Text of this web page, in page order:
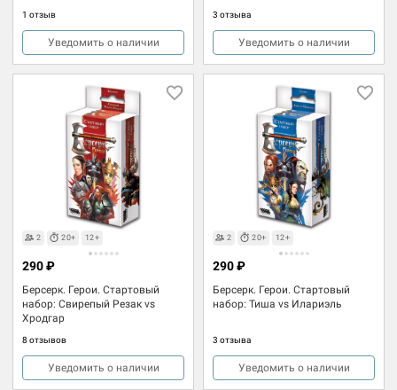
1 отзыв
Уведомить о наличии
3 отзыва
Уведомить о наличии
2 20+ 12+
Берсерк. Герои. Стартовый
набор: Свирепый Резак vs
Хродгар
8 отзывов
290 ₽
Уведомить о наличии
2 20+ 12+
Берсерк. Герои. Стартовый
набор: Тиша vs Илариэль
3 отзыва
290 ₽
Уведомить о наличии